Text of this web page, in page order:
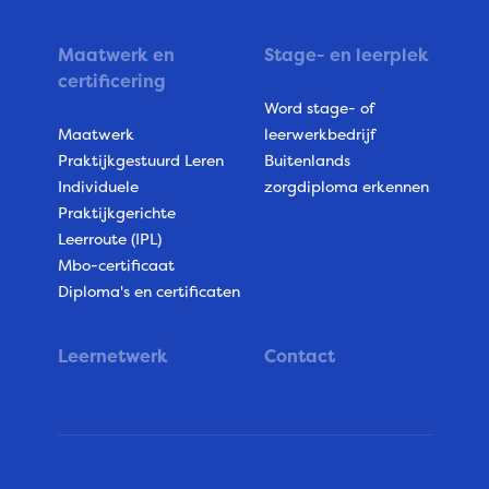
Maatwerk en
certificering
Maatwerk
Praktijkgestuurd Leren
Individuele
Praktijkgerichte
Leerroute (IPL)
Mbo-certificaat
Diploma's en certificaten
Stage- en leerplek
Word stage- of
leerwerkbedrijf
Buitenlands
zorgdiploma erkennen
Leernetwerk Contact